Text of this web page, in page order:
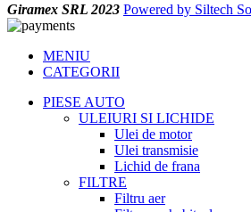
Giramex SRL 2023 Powered by Siltech
MENIU
CATEGORII
PIESE AUTO
ULEIURI SI LICHIDE
Ulei de motor
Ulei transmisie
Lichid de frana
FILTRE
Filtru aer